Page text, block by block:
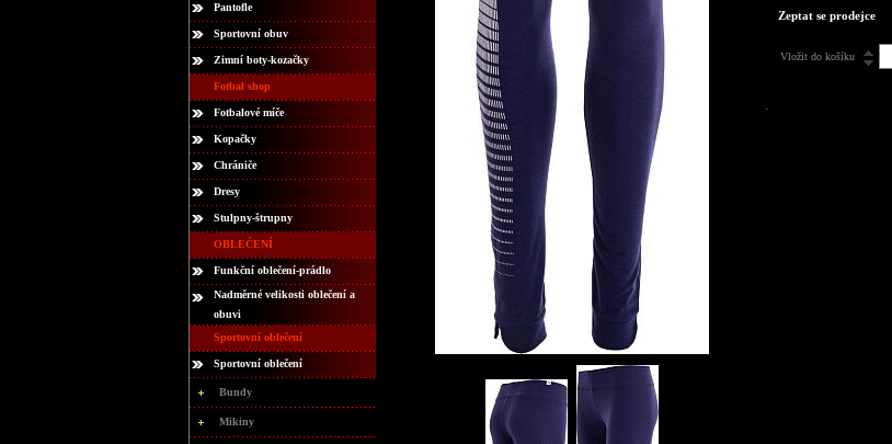
Pantofle
Sportovní obuv
Zimní boty-kozačky
Fotbal shop
Fotbalové míče
Kopačky
Chrániče
Dresy
Stulpny-štrupny
OBLEČENÍ
Funkční oblečení-prádlo
Nadměrné velikosti oblečení a
obuvi
Sportovní oblečení
Sportovní oblečení
Bundy
Mikiny
Zeptat se prodejce
Vložit do košíku